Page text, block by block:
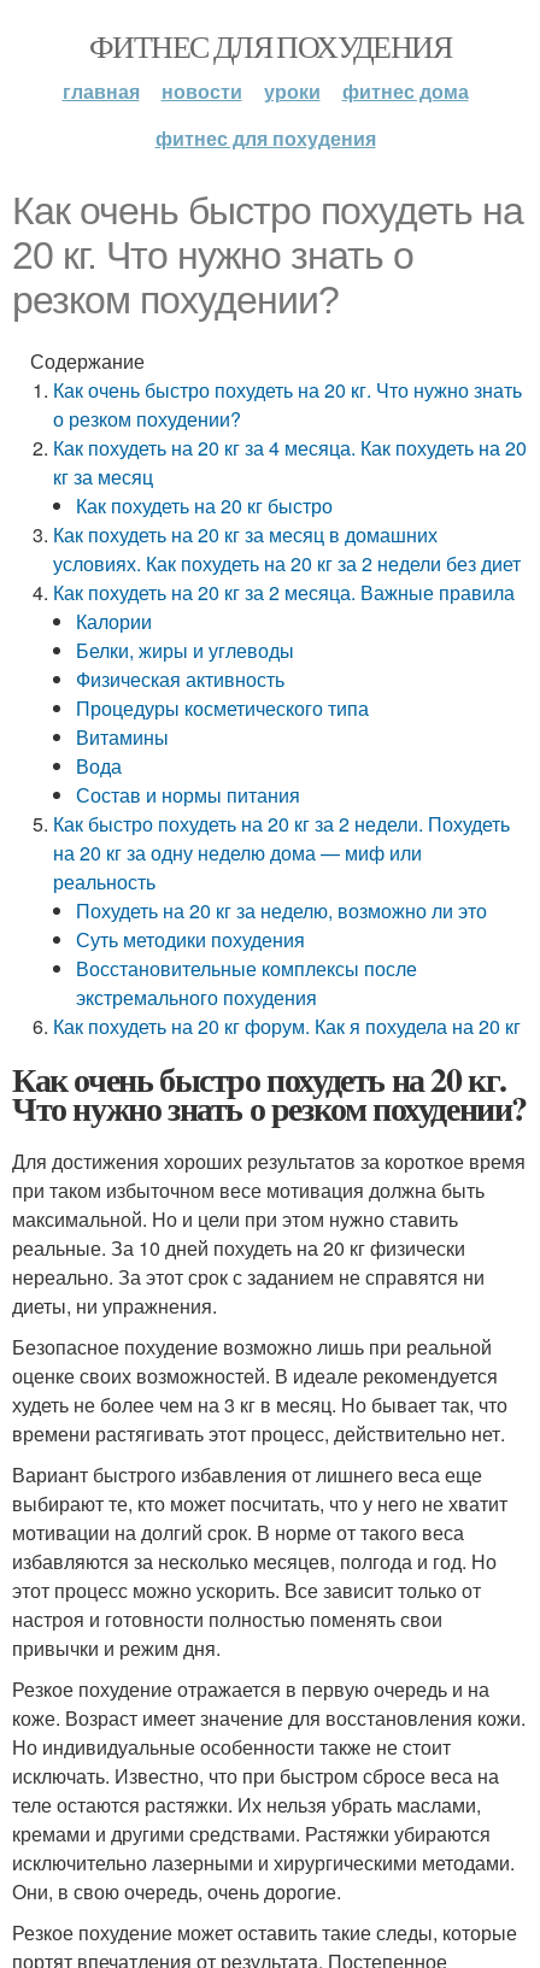
ФИТНЕС ДЛЯ ПОХУДЕНИЯ
главная новости уроки
фитнес дома
фитнес для похудения
Как очень быстро похудеть на
20 кг. Что нужно знать о
резком похудении?
Содержание
Как очень быстро похудеть на 20 кг. Что нужно знать
о резком похудении?
Как похудеть на 20 кг за 4 месяца. Как похудеть на 20
кг за месяц
Как похудеть на 20 кг быстро
Как похудеть на 20 кг за месяц в домашних
условиях. Как похудеть на 20 кг за 2 недели без диет
Как похудеть на 20 кг за 2 месяца. Важные правила
Калории
Белки, жиры и углеводы
Физическая активность
Процедуры косметического типа
Витамины
Вода
Состав и нормы питания
Как быстро похудеть на 20 кг за 2 недели. Похудеть
на 20 кг за одну неделю дома — миф или
реальность
Похудеть на 20 кг за неделю, возможно ли это
Суть методики похудения
Восстановительные комплексы после
экстремального похудения
Как похудеть на 20 кг форум. Как я похудела на 20 кг
Как очень быстро похудеть на 20 кг.
Что нужно знать о резком похудении?
Для достижения хороших результатов за короткое время
при таком избыточном весе мотивация должна быть
максимальной. Но и цели при этом нужно ставить
реальные. За 10 дней похудеть на 20 кг физически
нереально. За этот срок с заданием не справятся ни
диеты, ни упражнения.
Безопасное похудение возможно лишь при реальной
оценке своих возможностей. В идеале рекомендуется
худеть не более чем на 3 кг в месяц. Но бывает так, что
времени растягивать этот процесс, действительно нет.
Вариант быстрого избавления от лишнего веса еще
выбирают те, кто может посчитать, что у него не хватит
мотивации на долгий срок. В норме от такого веса
избавляются за несколько месяцев, полгода и год. Но
этот процесс можно ускорить. Все зависит только от
настроя и готовности полностью поменять свои
привычки и режим дня.
Резкое похудение отражается в первую очередь и на
коже. Возраст имеет значение для восстановления кожи.
Но индивидуальные особенности также не стоит
исключать. Известно, что при быстром сбросе веса на
теле остаются растяжки. Их нельзя убрать маслами,
кремами и другими средствами. Растяжки убираются
исключительно лазерными и хирургическими методами.
Они, в свою очередь, очень дорогие.
Резкое похудение может оставить такие следы, которые
портят впечатления от результата. Постепенное